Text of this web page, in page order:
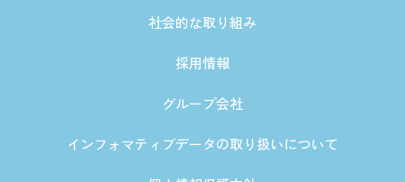
社会的な取り組み
採用情報
グループ会社
インフォマティブデータの取り扱いについて